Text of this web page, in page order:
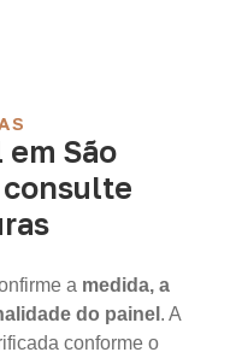
São
consulte
a medida, a
do painel . A
conforme o